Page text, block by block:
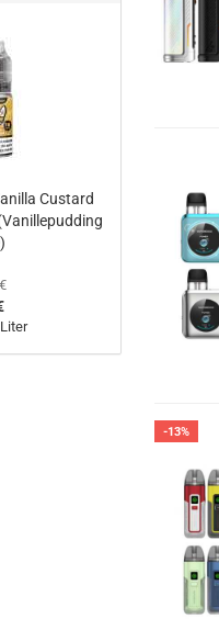
-13%
Custard